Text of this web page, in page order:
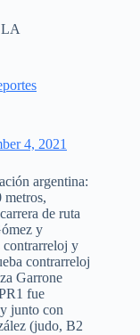
4, 2021
argentina:
de ruta
y
contrarreloj y
contrarreloj
Garrone
fue
junto con
(judo, B2